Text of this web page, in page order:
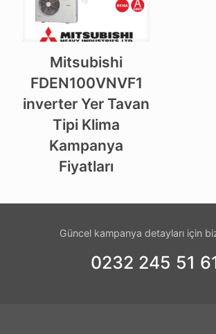
Mitsubishi
FDEN100VNVF1
inverter Yer Tavan
Tipi Klima
Kampanya
Fiyatları
Güncel kampanya detayları için
0232 245 51